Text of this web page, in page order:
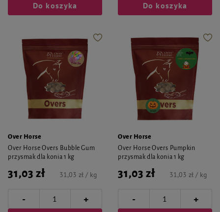
Do koszyka Do koszyka
Over Horse
Over Horse Overs Bubble Gum
przysmak dla konia 1 kg
31,03 zł 31,03 zł / kg
- +
Over Horse
Over Horse Overs Pumpkin
przysmak dla konia 1 kg
31,03 zł 31,03 zł / kg
- +